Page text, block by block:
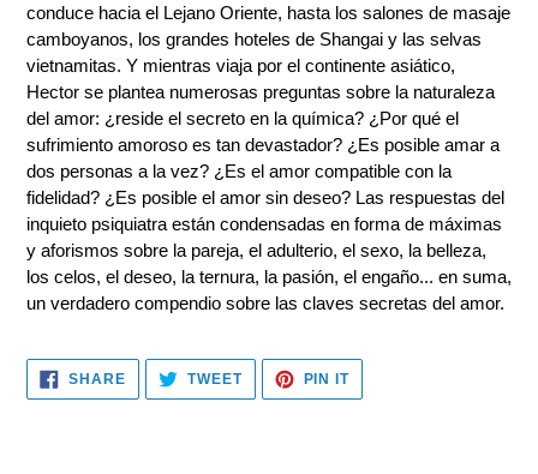
conduce hacia el Lejano Oriente, hasta los salones de masaje
camboyanos, los grandes hoteles de Shangai y las selvas
vietnamitas. Y mientras viaja por el continente asiático,
Hector se plantea numerosas preguntas sobre la naturaleza
del amor: ¿reside el secreto en la química? ¿Por qué el
sufrimiento amoroso es tan devastador? ¿Es posible amar a
dos personas a la vez? ¿Es el amor compatible con la
fidelidad? ¿Es posible el amor sin deseo? Las respuestas del
inquieto psiquiatra están condensadas en forma de máximas
y aforismos sobre la pareja, el adulterio, el sexo, la belleza,
los celos, el deseo, la ternura, la pasión, el engaño... en suma,
un verdadero compendio sobre las claves secretas del amor.
SHARESHARE
ON
FACEBOOK
TWEETTWEET
TWITTER
PIN ITPIN
PINTEREST